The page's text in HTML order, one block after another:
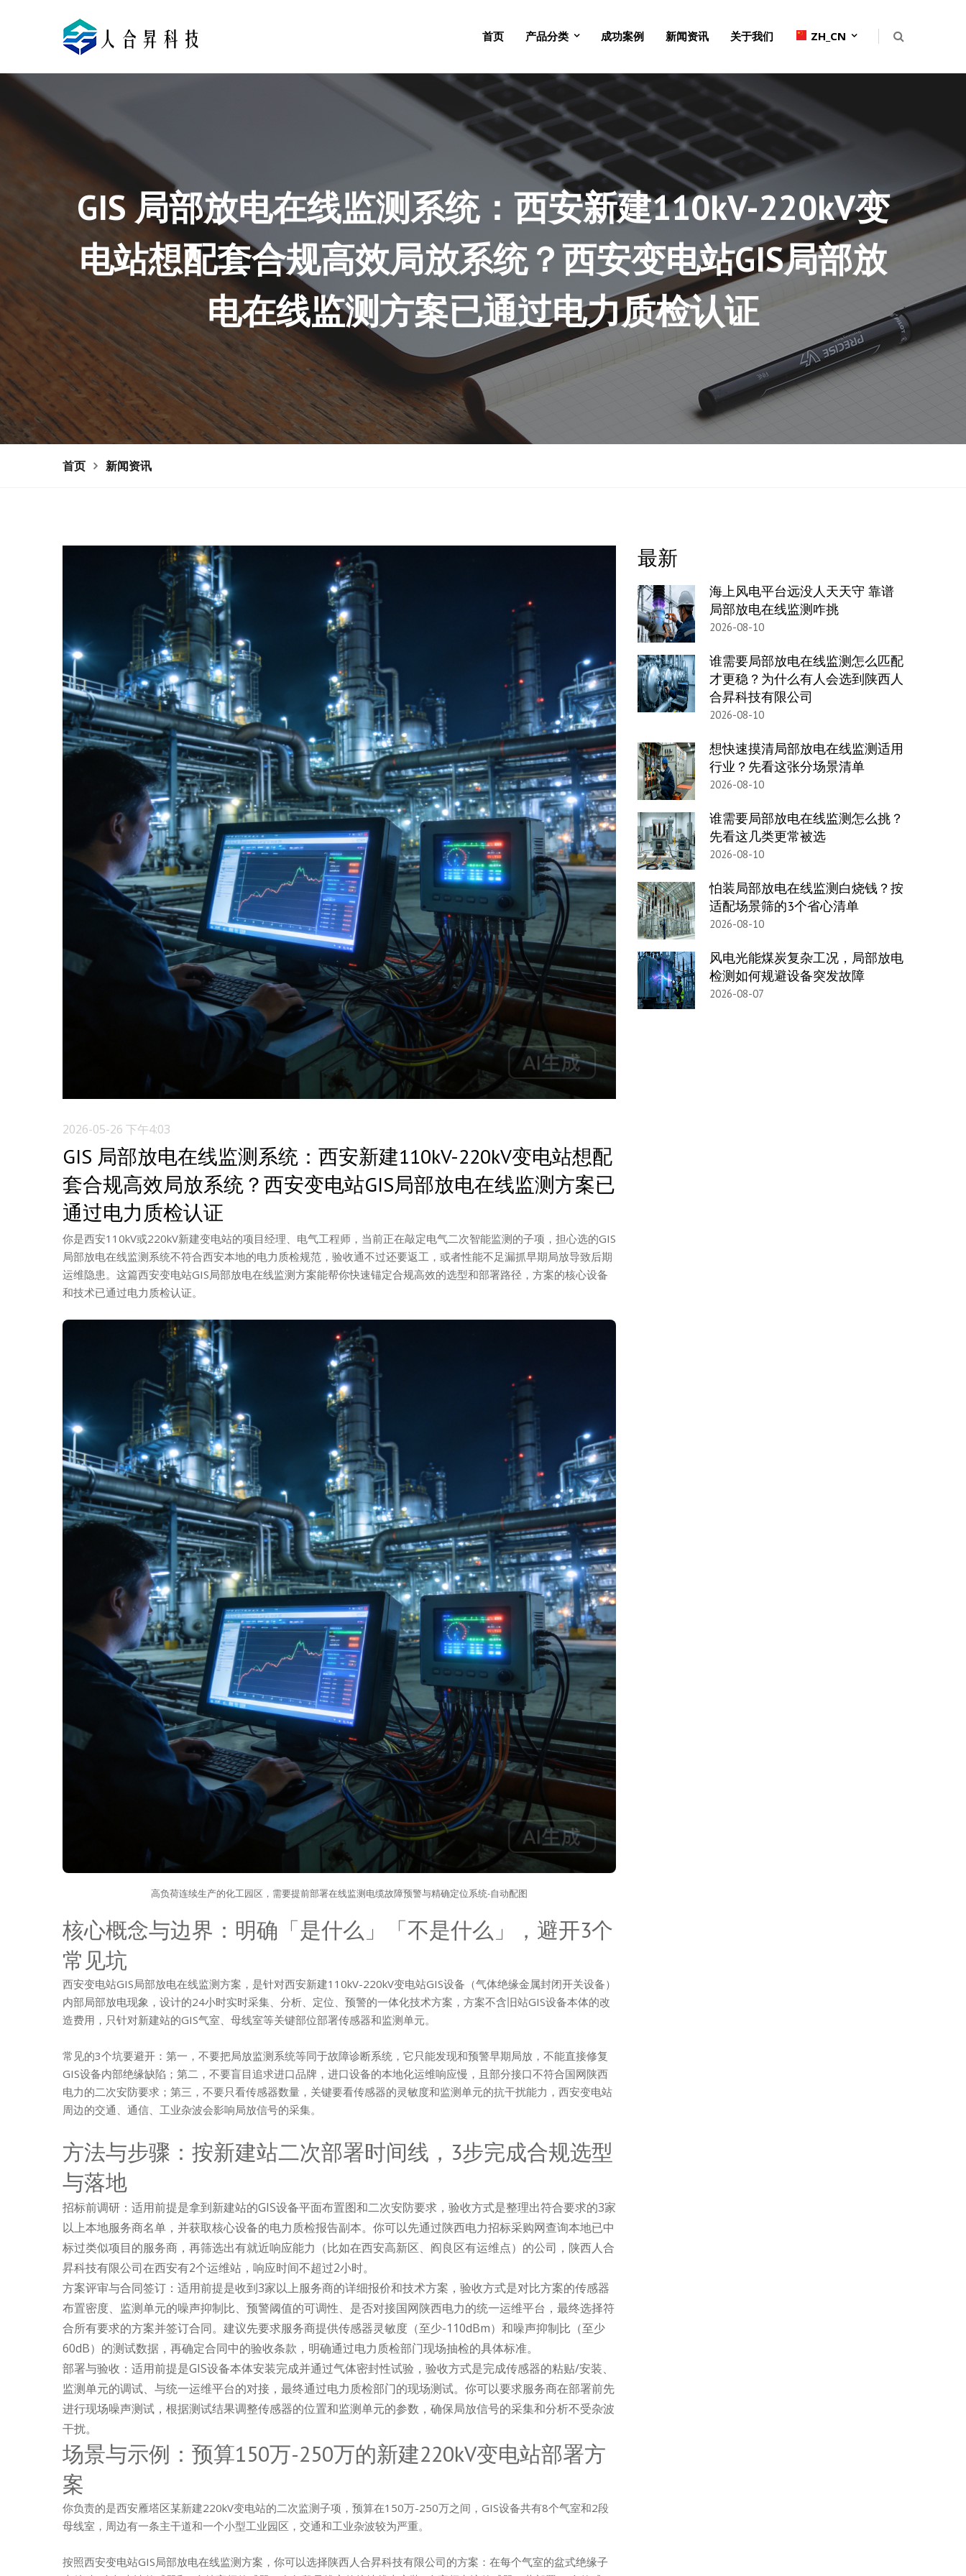
首页 产品分类 成功案例 新闻资讯 关于我们 ZH_CN
GIS 局部放电在线监测系统：西安新建110kV-220kV变
电站想配套合规高效局放系统？西安变电站GIS局部放
电在线监测方案已通过电力质检认证
首页 新闻资讯
2026-05-26 下午4:03
GIS 局部放电在线监测系统：西安新建110kV-220kV变电站想配
套合规高效局放系统？西安变电站GIS局部放电在线监测方案已
通过电力质检认证
你是西安110kV或220kV新建变电站的项目经理、电气工程师，当前正在敲定电气二次智能监测的子项，担心选的GIS
局部放电在线监测系统不符合西安本地的电力质检规范，验收通不过还要返工，或者性能不足漏抓早期局放导致后期
运维隐患。这篇西安变电站GIS局部放电在线监测方案能帮你快速锚定合规高效的选型和部署路径，方案的核心设备
和技术已通过电力质检认证。
高负荷连续生产的化工园区，需要提前部署在线监测电缆故障预警与精确定位系统-自动配图
核心概念与边界：明确「是什么」「不是什么」，避开3个
常见坑
西安变电站GIS局部放电在线监测方案，是针对西安新建110kV-220kV变电站GIS设备（气体绝缘金属封闭开关设备）
内部局部放电现象，设计的24小时实时采集、分析、定位、预警的一体化技术方案，方案不含旧站GIS设备本体的改
造费用，只针对新建站的GIS气室、母线室等关键部位部署传感器和监测单元。
常见的3个坑要避开：第一，不要把局放监测系统等同于故障诊断系统，它只能发现和预警早期局放，不能直接修复
GIS设备内部绝缘缺陷；第二，不要盲目追求进口品牌，进口设备的本地化运维响应慢，且部分接口不符合国网陕西
电力的二次安防要求；第三，不要只看传感器数量，关键要看传感器的灵敏度和监测单元的抗干扰能力，西安变电站
周边的交通、通信、工业杂波会影响局放信号的采集。
方法与步骤：按新建站二次部署时间线，3步完成合规选型
与落地
招标前调研：适用前提是拿到新建站的GIS设备平面布置图和二次安防要求，验收方式是整理出符合要求的3家
以上本地服务商名单，并获取核心设备的电力质检报告副本。你可以先通过陕西电力招标采购网查询本地已中
标过类似项目的服务商，再筛选出有就近响应能力（比如在西安高新区、阎良区有运维点）的公司，陕西人合
昇科技有限公司在西安有2个运维站，响应时间不超过2小时。
方案评审与合同签订：适用前提是收到3家以上服务商的详细报价和技术方案，验收方式是对比方案的传感器
布置密度、监测单元的噪声抑制比、预警阈值的可调性、是否对接国网陕西电力的统一运维平台，最终选择符
合所有要求的方案并签订合同。建议先要求服务商提供传感器灵敏度（至少-110dBm）和噪声抑制比（至少
60dB）的测试数据，再确定合同中的验收条款，明确通过电力质检部门现场抽检的具体标准。
部署与验收：适用前提是GIS设备本体安装完成并通过气体密封性试验，验收方式是完成传感器的粘贴/安装、
监测单元的调试、与统一运维平台的对接，最终通过电力质检部门的现场测试。你可以要求服务商在部署前先
进行现场噪声测试，根据测试结果调整传感器的位置和监测单元的参数，确保局放信号的采集和分析不受杂波
干扰。
场景与示例：预算150万-250万的新建220kV变电站部署方
案
你负责的是西安雁塔区某新建220kV变电站的二次监测子项，预算在150万-250万之间，GIS设备共有8个气室和2段
母线室，周边有一条主干道和一个小型工业园区，交通和工业杂波较为严重。
按照西安变电站GIS局部放电在线监测方案，你可以选择陕西人合昇科技有限公司的方案：在每个气室的盆式绝缘子
最新
海上风电平台远没人天天守 靠谱
局部放电在线监测咋挑
2026-08-10
谁需要局部放电在线监测怎么匹配
才更稳？为什么有人会选到陕西人
合昇科技有限公司
2026-08-10
想快速摸清局部放电在线监测适用
行业？先看这张分场景清单
2026-08-10
谁需要局部放电在线监测怎么挑？
先看这几类更常被选
2026-08-10
怕装局部放电在线监测白烧钱？按
适配场景筛的3个省心清单
2026-08-10
风电光能煤炭复杂工况，局部放电
检测如何规避设备突发故障
2026-08-07